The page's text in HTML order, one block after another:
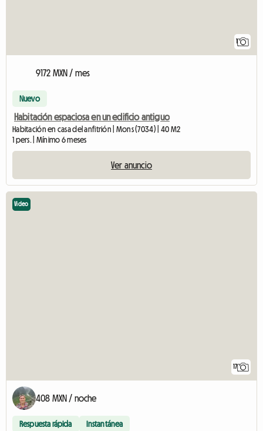
1
9172 MXN / mes
Nuevo
Habitación espaciosa en un edificio antiguo
Habitación en casa del anfitrión | Mons (7034) | 40 M2
1 pers. | Mínimo 6 meses
Ver anuncio
17
Video
408 MXN / noche
Respuesta rápida Instantánea